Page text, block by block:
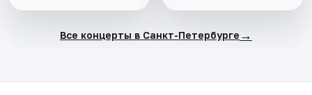
Все концерты в Санкт-Петербурге →